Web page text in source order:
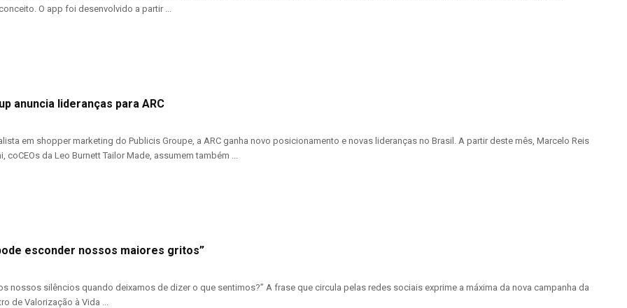
O app foi desenvolvido a partir ...
anuncia lideranças para ARC
em shopper marketing do Publicis Groupe, a ARC ganha novo posicionamento e novas lideranças no Brasil. A partir deste mês, Marcelo Reis
coCEOs da Leo Burnett Tailor Made, assumem também ...
esconder nossos maiores gritos”
nossos silêncios quando deixamos de dizer o que sentimos?” A frase que circula pelas redes sociais exprime a máxima da nova campanha da
de Valorização à Vida ...